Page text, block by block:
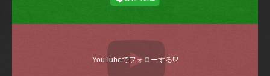
YouTubeでフォローする!?